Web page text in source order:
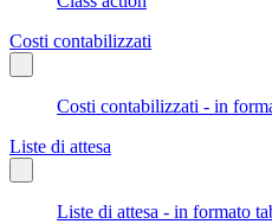
Costi contabilizzati
Costi contabilizzati - in
Liste di attesa
Liste di attesa - in formato